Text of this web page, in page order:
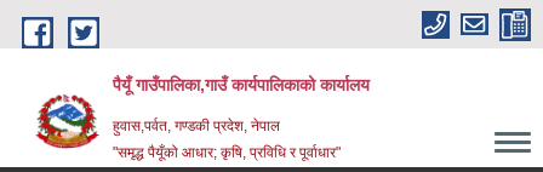
Skip to main content
पैयूँ गाउँपालिका,गाउँ कार्यपालिकाको कार्यालय
हुवास,पर्वत, गण्डकी प्रदेश, नेपाल
"समृद्ध पैयूँको आधार; कृषि, प्रविधि र पूर्वाधार"